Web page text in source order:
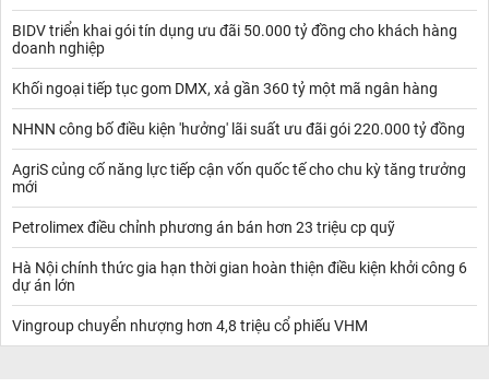
BIDV triển khai gói tín dụng ưu đãi 50.000 tỷ đồng cho khách hàng
doanh nghiệp
Khối ngoại tiếp tục gom DMX, xả gần 360 tỷ một mã ngân hàng
NHNN công bố điều kiện 'hưởng' lãi suất ưu đãi gói 220.000 tỷ đồng
AgriS củng cố năng lực tiếp cận vốn quốc tế cho chu kỳ tăng trưởng
mới
Petrolimex điều chỉnh phương án bán hơn 23 triệu cp quỹ
Hà Nội chính thức gia hạn thời gian hoàn thiện điều kiện khởi công 6
dự án lớn
Vingroup chuyển nhượng hơn 4,8 triệu cổ phiếu VHM